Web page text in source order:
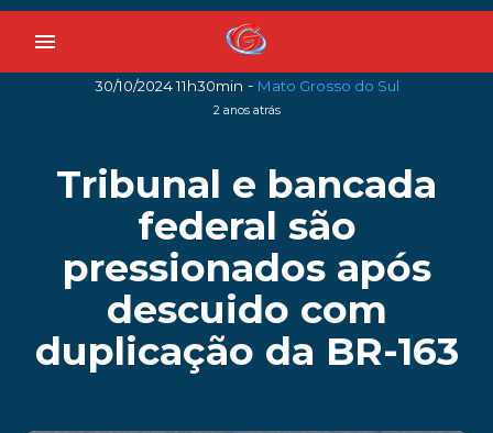
menu
30/10/2024 11h30min - Mato Grosso do Sul
2 anos atrás
Tribunal e bancada
federal são
pressionados após
descuido com
duplicação da BR-163